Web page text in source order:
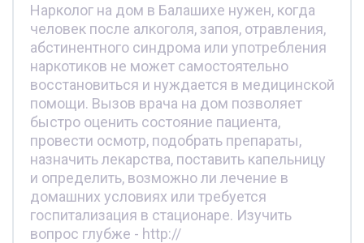
Нарколог на дом в Балашихе нужен, когда
человек после алкоголя, запоя, отравления,
абстинентного синдрома или употребления
наркотиков не может самостоятельно
восстановиться и нуждается в медицинской
помощи. Вызов врача на дом позволяет
быстро оценить состояние пациента,
провести осмотр, подобрать препараты,
назначить лекарства, поставить капельницу
и определить, возможно ли лечение в
домашних условиях или требуется
госпитализация в стационаре. Изучить
вопрос глубже - http://